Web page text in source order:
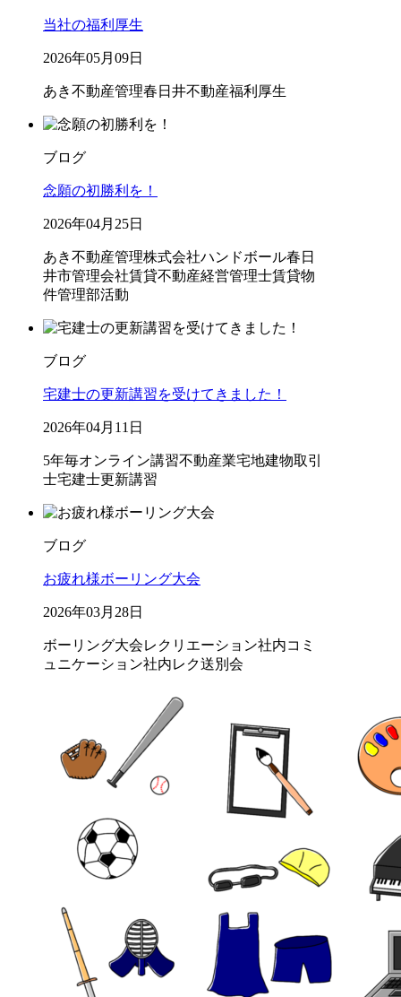
当社の福利厚生
2026年05月09日
あき不動産管理春日井不動産福利厚生
ブログ
念願の初勝利を！
2026年04月25日
あき不動産管理株式会社ハンドボール春日
井市管理会社賃貸不動産経営管理士賃貸物
件管理部活動
ブログ
宅建士の更新講習を受けてきました！
2026年04月11日
5年毎オンライン講習不動産業宅地建物取引
士宅建士更新講習
ブログ
お疲れ様ボーリング大会
2026年03月28日
ボーリング大会レクリエーション社内コミ
ュニケーション社内レク送別会